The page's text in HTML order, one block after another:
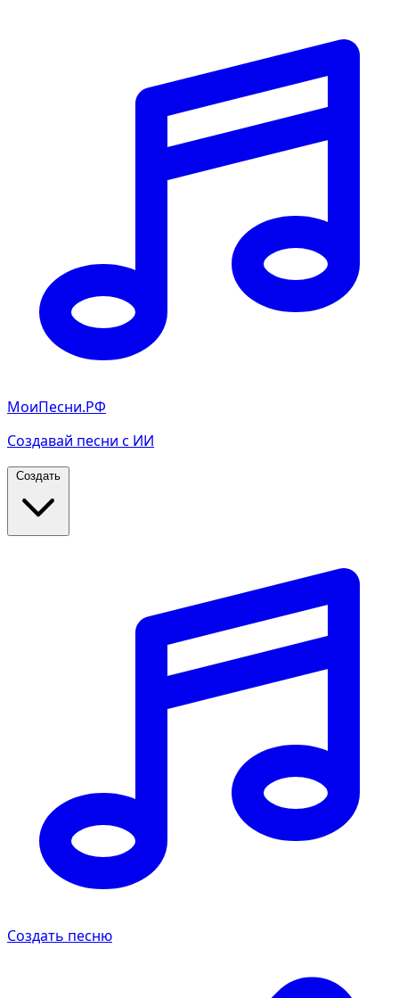
МоиПесни.РФ
Создавай песни с ИИ
Создать
Создать песню